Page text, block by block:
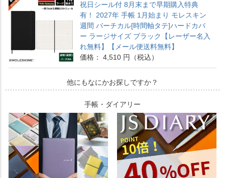
祝日シール付 8月末まで早期購入特典
有！ 2027年 手帳 1月始まり モレスキン
週間 バーチカル[時間軸タテ]ハードカバ
ー ラージサイズ ブラック【レーザー名入
れ無料】【メール便送料無料】
価格： 4,510 円（税込）
他にもなにかお探しですか？
手帳・ダイアリー